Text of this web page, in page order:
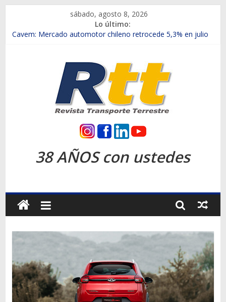
contenido
sábado, agosto 8, 2026
Lo último:
Chile es el primer mercado internacional en lanzar la nueva
Salfa suma vehículos electrificados de Chevrolet en el Biobío
Samex amplía su red con nuevas sucursales en Rancagua y
SINOTRUK Pick-ups presentó la recién estrenada Bolden en
la Expo Compras Públicas 2026
Revista
Transporte
Terrestre
camiones,
motos,
información
del
mundo
38 AÑOS con ustedes